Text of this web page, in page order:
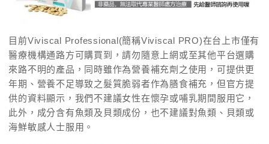
目前Viviscal Professional(簡稱Viviscal PRO)在台上市僅有
醫療機構通路方可購買到，請勿隨意上網或至其他平台選購
來路不明的產品，同時雖作為營養補充劑之使用，可提供更
年期、營養不足導致之髮質脆弱者作為膳食補充，但官方提
供的資料顯示，我們不建議女性在懷孕或哺乳期間服用它，
此外，成分含有魚類及貝類成份，也不建議對魚類、貝類或
海鮮敏感人士服用。